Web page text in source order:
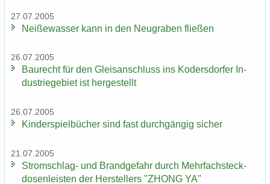
27.07.2005
Nei­ße­was­ser kann in den Neu­gra­ben flie­ßen
26.07.2005
Bau­recht für den Gleis­an­schluss ins Ko­ders­dor­fer In­
dus­trie­ge­biet ist her­ge­stellt
26.07.2005
Kin­der­spiel­bü­cher sind fast durch­gän­gig si­cher
21.07.2005
Stromschlag-​ und Brand­ge­fahr durch Mehr­fach­steck­
do­sen­leis­ten der Her­stel­lers "ZHONG YA"